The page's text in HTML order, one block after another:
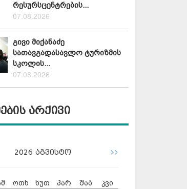
რესურსცენტრების...
07.08.2026
გივი მიქანაძე
სათავგადასავლო ტურიზმის
სკოლის...
07.08.2026
არქივი
2026 აგვისტო >>
ოთხ ხუთ პარ შაბ კვი